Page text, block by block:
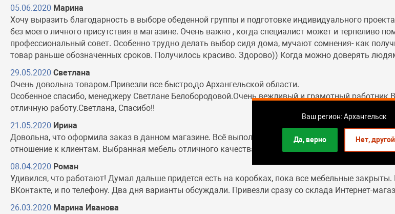
Ваш регион: Архангельск
Да, верно Нет, другой
05.06.2020 Марина
Хочу выразить благодарность в выборе обеденной группы и подготовке индивидуального
без моего личного присутствия в магазине. Очень важно , когда специалист может и терпеливо
профессиональный совет. Особенно трудно делать выбор сидя дома, мучают сомнения- как
товар раньше обозначенных сроков. Получилось красиво. Здорово)) Когда можно доверять
29.05.2020 Светлана
Очень довольна товаром.Привезли все быстро,до Архангельской области.
Особенное спасибо, менеджеру Светлане Белобородовой.Очень вежливый и грамотный
отличную работу.Светлана, Спасибо!!
21.05.2020 Ирина
Довольна, что оформила заказ в данном магазине. Всё выполнено чётко,доставка даже раньше
отношение к клиентам. Выбранная мебель отличного качества,удобная и красивая. Благодарю
08.04.2020 Роман
Удивился, что работают! Думал дальше придется есть на коробках, пока все мебельные
ВКонтакте, и по телефону. Два дня варианты обсуждали. Привезли сразу со склада Интернет-
26.03.2020 Марина Иванова